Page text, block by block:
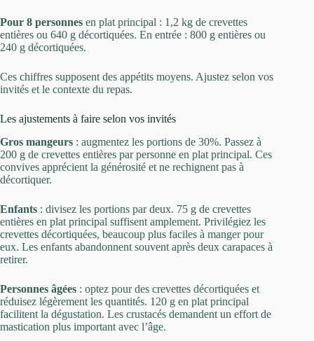
Pour 8 personnes en plat principal : 1,2 kg de crevettes
entières ou 640 g décortiquées. En entrée : 800 g entières ou
240 g décortiquées.
Ces chiffres supposent des appétits moyens. Ajustez selon vos
invités et le contexte du repas.
Les ajustements à faire selon vos invités
Gros mangeurs : augmentez les portions de 30%. Passez à
200 g de crevettes entières par personne en plat principal. Ces
convives apprécient la générosité et ne rechignent pas à
décortiquer.
Enfants : divisez les portions par deux. 75 g de crevettes
entières en plat principal suffisent amplement. Privilégiez les
crevettes décortiquées, beaucoup plus faciles à manger pour
eux. Les enfants abandonnent souvent après deux carapaces à
retirer.
Personnes âgées : optez pour des crevettes décortiquées et
réduisez légèrement les quantités. 120 g en plat principal
facilitent la dégustation. Les crustacés demandent un effort de
mastication plus important avec l’âge.